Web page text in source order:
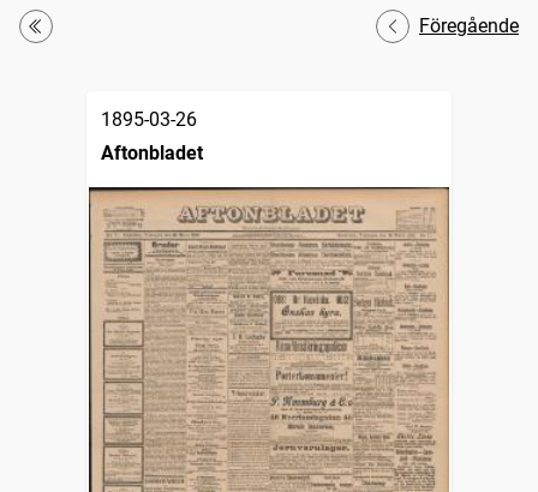
Första
Föregående
1895-03-26
Aftonbladet